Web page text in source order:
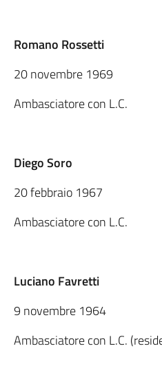
Romano Rossetti
20 novembre 1969
Ambasciatore con L.C.
Diego Soro
20 febbraio 1967
Ambasciatore con L.C.
Luciano Favretti
9 novembre 1964
Ambasciatore con L.C.